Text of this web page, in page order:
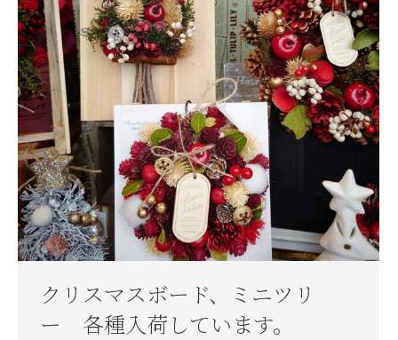
クリスマスボード、ミニツリ
ー 各種入荷しています。